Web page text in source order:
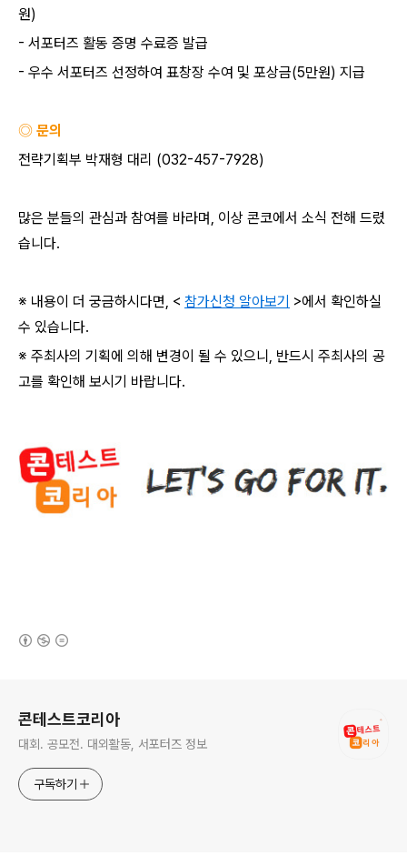
원)
- 서포터즈 활동 증명 수료증 발급
- 우수 서포터즈 선정하여 표창장 수여 및 포상금(5만원) 지급
◎ 문의
전략기획부 박재형 대리 (032-457-7928)
많은 분들의 관심과 참여를 바라며, 이상 콘코에서 소식 전해 드렸
습니다.
※ 내용이 더 궁금하시다면, < 참가신청 알아보기 >에서 확인하실
수 있습니다.
※ 주최사의 기획에 의해 변경이 될 수 있으니, 반드시 주최사의 공
고를 확인해 보시기 바랍니다.
콘테스트코리아
대회. 공모전. 대외활동, 서포터즈 정보
구독하기